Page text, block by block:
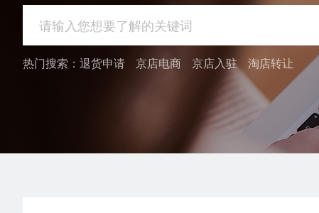
热门搜索： 退货申请 京店电商 京店入驻 淘店转让